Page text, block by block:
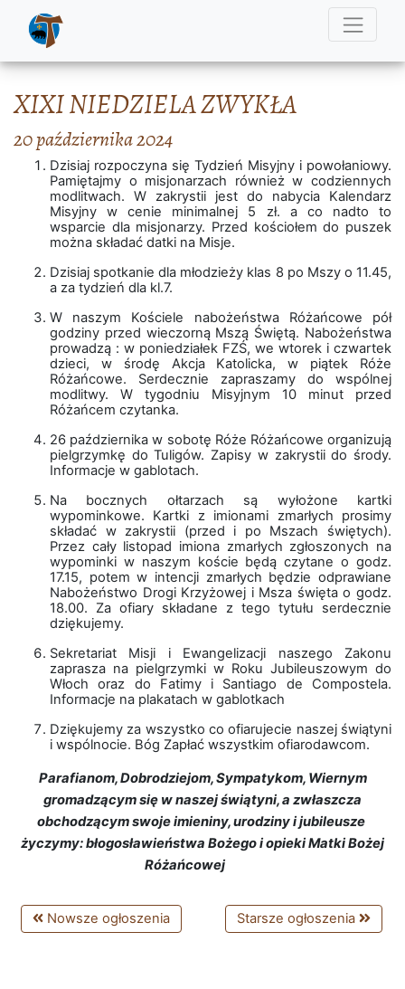
XIXI NIEDZIELA ZWYKŁA
20 października 2024
Dzisiaj rozpoczyna się Tydzień Misyjny i powołaniowy.
Pamiętajmy o misjonarzach również w codziennych
modlitwach. W zakrystii jest do nabycia Kalendarz
Misyjny w cenie minimalnej 5 zł. a co nadto to
wsparcie dla misjonarzy. Przed kościołem do puszek
można składać datki na Misje.
Dzisiaj spotkanie dla młodzieży klas 8 po Mszy o 11.45,
a za tydzień dla kl.7.
W naszym Kościele nabożeństwa Różańcowe pół
godziny przed wieczorną Mszą Świętą. Nabożeństwa
prowadzą : w poniedziałek FZŚ, we wtorek i czwartek
dzieci, w środę Akcja Katolicka, w piątek Róże
Różańcowe. Serdecznie zapraszamy do wspólnej
modlitwy. W tygodniu Misyjnym 10 minut przed
Różańcem czytanka.
26 października w sobotę Róże Różańcowe organizują
pielgrzymkę do Tuligów. Zapisy w zakrystii do środy.
Informacje w gablotach.
Na bocznych ołtarzach są wyłożone kartki
wypominkowe. Kartki z imionami zmarłych prosimy
składać w zakrystii (przed i po Mszach świętych).
Przez cały listopad imiona zmarłych zgłoszonych na
wypominki w naszym koście będą czytane o godz.
17.15, potem w intencji zmarłych będzie odprawiane
Nabożeństwo Drogi Krzyżowej i Msza święta o godz.
18.00. Za ofiary składane z tego tytułu serdecznie
dziękujemy.
Sekretariat Misji i Ewangelizacji naszego Zakonu
zaprasza na pielgrzymki w Roku Jubileuszowym do
Włoch oraz do Fatimy i Santiago de Compostela.
Informacje na plakatach w gablotkach
Dziękujemy za wszystko co ofiarujecie naszej świątyni
i wspólnocie. Bóg Zapłać wszystkim ofiarodawcom.
Parafianom, Dobrodziejom, Sympatykom, Wiernym
gromadzącym się w naszej świątyni, a zwłaszcza
obchodzącym swoje imieniny, urodziny i jubileusze
życzymy: błogosławieństwa Bożego i opieki Matki Bożej
Różańcowej
Nowsze ogłoszenia Starsze ogłoszenia